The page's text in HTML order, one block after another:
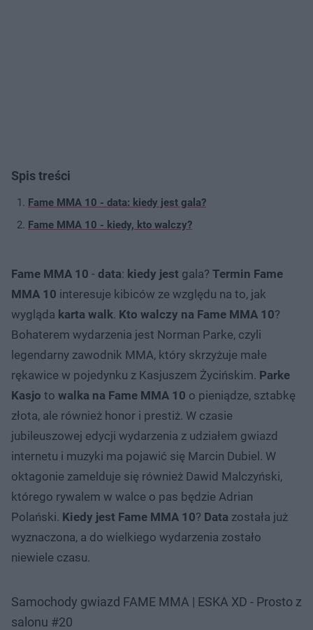
Spis treści
Fame MMA 10 - data: kiedy jest gala?
Fame MMA 10 - kiedy, kto walczy?
Fame MMA 10 - data: kiedy jest gala? Termin Fame
MMA 10 interesuje kibiców ze względu na to, jak
wygląda karta walk. Kto walczy na Fame MMA 10?
Bohaterem wydarzenia jest Norman Parke, czyli
legendarny zawodnik MMA, który skrzyżuje małe
rękawice w pojedynku z Kasjuszem Życińskim. Parke
Kasjo to walka na Fame MMA 10 o pieniądze, sztabkę
złota, ale również honor i prestiż. W czasie
jubileuszowej edycji wydarzenia z udziałem gwiazd
internetu i muzyki ma pojawić się Marcin Dubiel. W
oktagonie zamelduje się również Dawid Malczyński,
którego rywalem w walce o pas będzie Adrian
Polański. Kiedy jest Fame MMA 10? Data została już
wyznaczona, a do wielkiego wydarzenia zostało
niewiele czasu.
Samochody gwiazd FAME MMA | ESKA XD - Prosto z
salonu #20